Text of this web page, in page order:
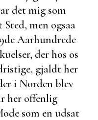
det mig som
men ogsaa
Aarhundrede
der hos os
gjaldt her
i Norden blev
her offenlig
som en udsat